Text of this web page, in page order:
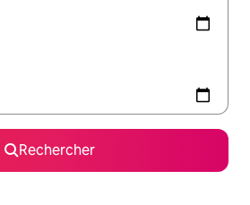
Rechercher